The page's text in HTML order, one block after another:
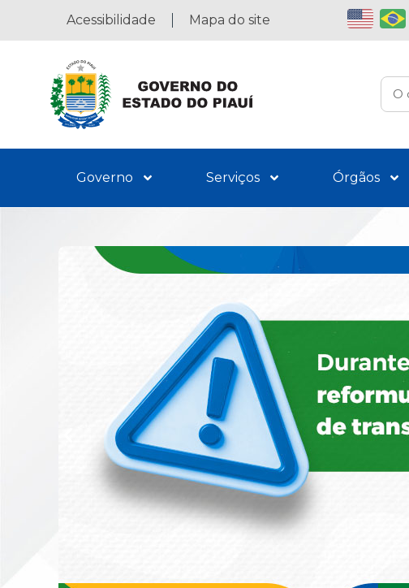
Acessibilidade Mapa do site
Governo Serviços Órgãos